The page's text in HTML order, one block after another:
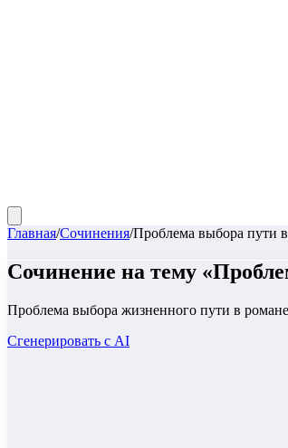
Главная/Сочинения/Проблема выбора пути
Сочинение на тему «
Проблема выбора жизненного пути в
Сгенерировать с AI